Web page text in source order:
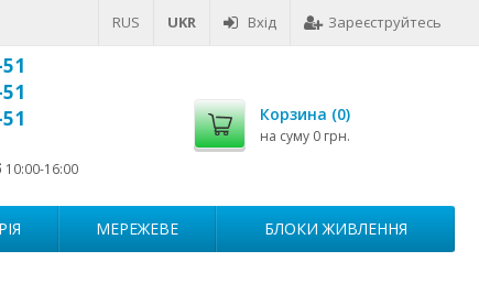
RUS UKR Вхід Зареєструйтесь
10:00-16:00
Корзина (0)
на суму 0 грн.
МЕРЕЖЕВЕ БЛОКИ ЖИВЛЕННЯ